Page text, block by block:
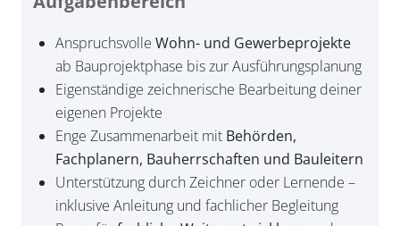
Anspruchsvolle Wohn- und Gewerbeprojekte
ab Bauprojektphase bis zur Ausführungsplanung
Eigenständige zeichnerische Bearbeitung deiner
eigenen Projekte
Enge Zusammenarbeit mit Behörden,
Fachplanern, Bauherrschaften und Bauleitern
Unterstützung durch Zeichner oder Lernende –
inklusive Anleitung und fachlicher Begleitung